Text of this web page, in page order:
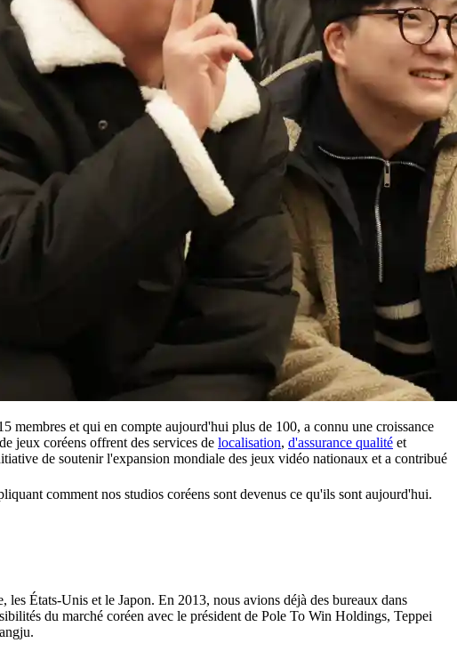
membres et qui en compte aujourd'hui plus de 100, a connu une croissance
jeux coréens offrent des services de localisation, d'assurance qualité et
de soutenir l'expansion mondiale des jeux vidéo nationaux et a contribué
comment nos studios coréens sont devenus ce qu'ils sont aujourd'hui.
États-Unis et le Japon. En 2013, nous avions déjà des bureaux dans
du marché coréen avec le président de Pole To Win Holdings, Teppei